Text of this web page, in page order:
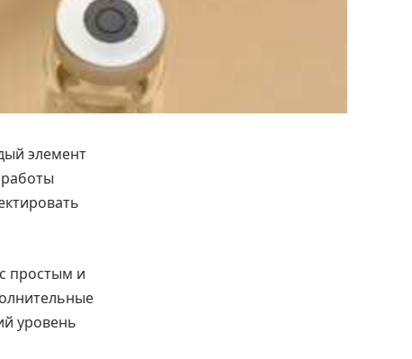
элемент
простым и
уровень